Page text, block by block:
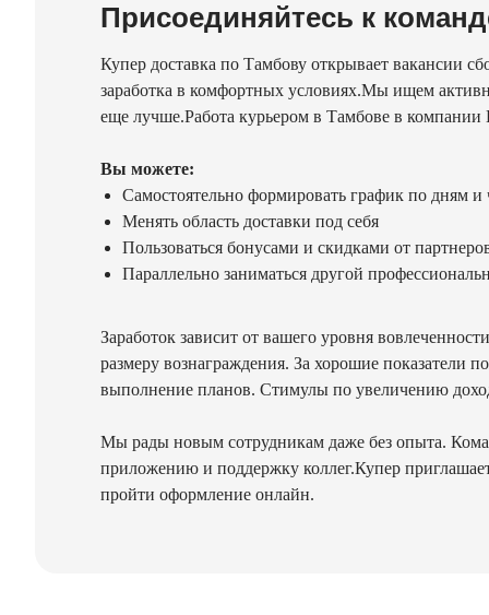
Присоединяйтесь к
Купер доставка по Тамбову открывает вакансии
заработка в комфортных условиях.Мы ищем
еще лучше.Работа курьером в Тамбове в
Вы можете:
Самостоятельно формировать график по дням и
Менять область доставки под себя
Пользоваться бонусами и скидками от
Параллельно заниматься другой
Заработок зависит от вашего уровня
размеру вознаграждения. За хорошие показатели
выполнение планов. Стимулы по увеличению
Мы рады новым сотрудникам даже без опыта.
приложению и поддержку коллег.Купер
пройти оформление онлайн.